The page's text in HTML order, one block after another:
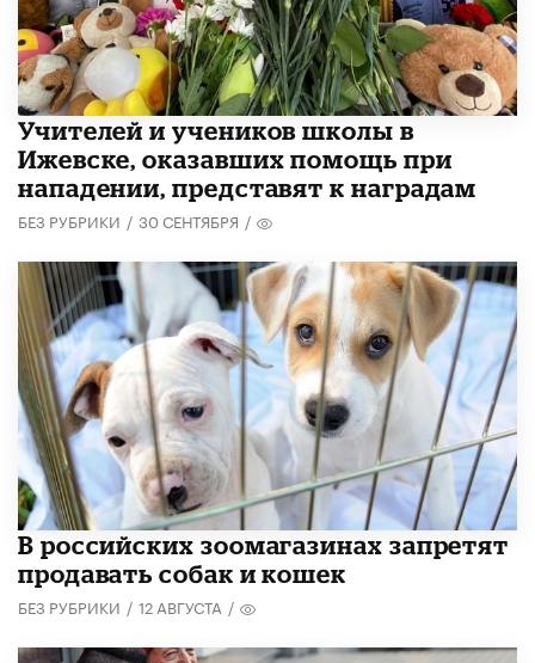
​Учителей и учеников школы в
Ижевске, оказавших помощь при
нападении, представят к наградам
БЕЗ РУБРИКИ / 30 СЕНТЯБРЯ /
В российских зоомагазинах запретят
продавать собак и кошек
БЕЗ РУБРИКИ / 12 АВГУСТА /